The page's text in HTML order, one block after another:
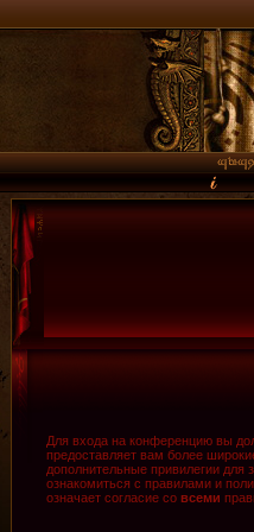
Для входа на конференцию вы
предоставляет вам более
дополнительные привилегии для
ознакомиться с правилами и
означает согласие со всеми